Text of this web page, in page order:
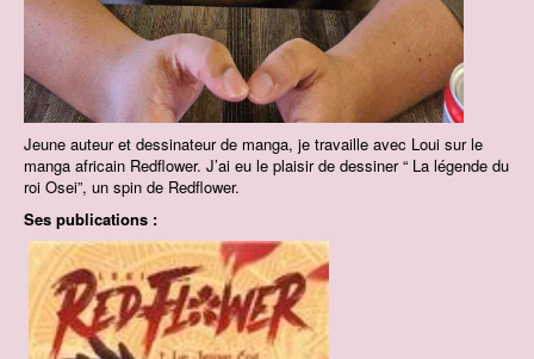
Jeune auteur et dessinateur de manga, je travaille avec Loui sur le
manga africain Redflower. J’ai eu le plaisir de dessiner “ La légende du
roi Osei”, un spin de Redflower.
Ses publications :